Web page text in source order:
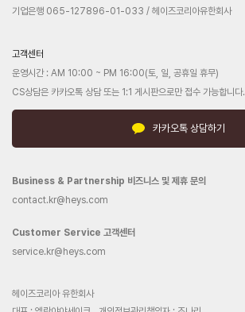
기업은행 065-127896-01-033 / 헤이즈코리아유한회사
고객센터
운영시간 : AM 10:00 ~ PM 16:00(토, 일, 공휴일 휴무)
CS상담은 카카오톡 상담 또는 1:1 게시판으로만 접수 가능합니다.
카카오톡 상담하기
Business & Partnership 비즈니스 및 제휴 문의
contact.kr@heys.com
Customer Service 고객센터
service.kr@heys.com
헤이즈코리아 유한회사